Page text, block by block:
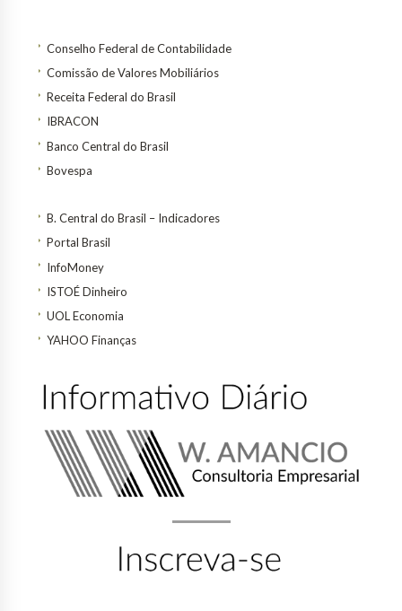
Conselho Federal de Contabilidade
Comissão de Valores Mobiliários
Receita Federal do Brasil
IBRACON
Banco Central do Brasil
Bovespa
B. Central do Brasil – Indicadores
Portal Brasil
InfoMoney
ISTOÉ Dinheiro
UOL Economia
YAHOO Finanças